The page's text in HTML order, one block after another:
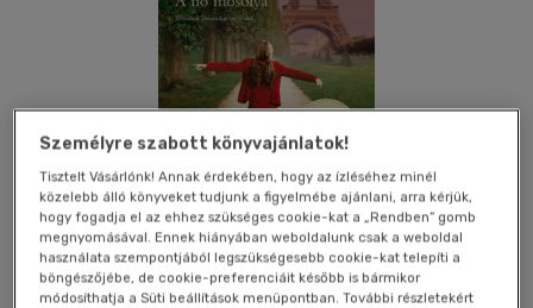
Beleolvasok Kívánságlistához adom Megosztom
Személyre szabott könyvajánlatok!
Tisztelt Vásárlónk! Annak érdekében, hogy az ízléséhez minél
közelebb álló könyveket tudjunk a figyelmébe ajánlani, arra kérjük,
hogy fogadja el az ehhez szükséges cookie-kat a „Rendben” gomb
megnyomásával. Ennek hiányában weboldalunk csak a weboldal
használata szempontjából legszükségesebb cookie-kat telepíti a
böngészőjébe, de cookie-preferenciáit később is bármikor
módosíthatja a Süti beállítások menüpontban. További részletekért